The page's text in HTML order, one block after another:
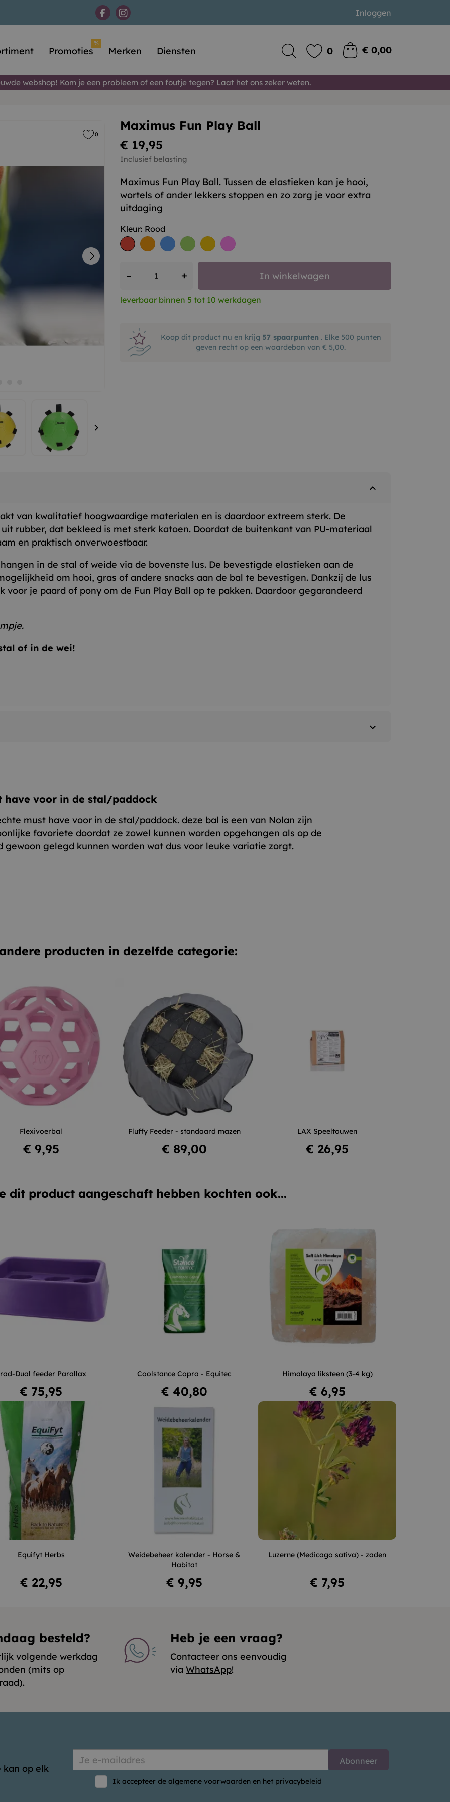
Inloggen
Promoties
%
Merken Diensten 0 € 0,00
webshop! Kom je een probleem of een foutje tegen? Laat het ons zeker weten.
keyboard_arrow_right
0
Maximus Fun Play Ball
€ 19,95
Inclusief belasting
Maximus Fun Play Ball. Tussen de elastieken kan je hooi,
wortels of ander lekkers stoppen en zo zorg je voor extra
uitdaging
Kleur: Rood​
Rood​Oranje​Blauw​Groen​Geel​ Roze
– + In winkelwagen
leverbaar binnen 5 tot 10 werkdagen
Koop dit product nu en krijg 57spaarpunten . Elke 500 punten
geven recht op een waardebon van € 5,00.
expand_less
van kwalitatief hoogwaardige materialen en is daardoor extreem sterk. De
rubber, dat bekleed is met sterk katoen. Doordat de buitenkant van PU-materiaal
en praktisch onverwoestbaar.
in de stal of weide via de bovenste lus. De bevestigde elastieken aan de
om hooi, gras of andere snacks aan de bal te bevestigen. Dankzij de lus
je paard of pony om de Fun Play Ball op te pakken. Daardoor gegarandeerd
of in de wei!
expand_more
have voor in de stal/paddock
must have voor in de stal/paddock. deze bal is een van Nolan zijn
favoriete doordat ze zowel kunnen worden opgehangen als op de
gewoon gelegd kunnen worden wat dus voor leuke variatie zorgt.
producten in dezelfde categorie:
Flexivoerbal
Prijs
€ 9,95
KLEIN (11,5 CM)
GROOT (19 CM)
RoodBlauwGroenRozePaarsLichtblauw
In winkelwagen
Fluffy Feeder - standaard mazen
Prijs
€ 89,00
RoodGroenRoze
+
Niet op voorraad
LAX Speeltouwen
Prijs
€ 26,95
In winkelwagen
dit product aangeschaft hebben kochten ook...
Dual feeder Parallax
Prijs
€ 75,95
RoodZwart
Paars
Niet op voorraad
Coolstance Copra - Equitec
Prijs
€ 40,80
In winkelwagen
Himalaya liksteen (3-4 kg)
Prijs
€ 6,95
In winkelwagen
Equifyt Herbs
Prijs
€ 22,95
Weidebeheer kalender - Horse &
Habitat
Prijs
€ 9,95
In winkelwagen
Luzerne (Medicago sativa) - zaden
Prijs
€ 7,95
– +
besteld?
volgende werkdag
(mits op
Heb je een vraag?
Contacteer ons eenvoudig
via WhatsApp!
kan op elk
Ik accepteer de algemene voorwaarden en het privacybeleid